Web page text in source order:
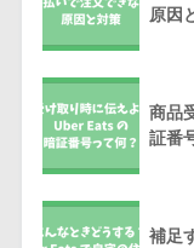
原因
商品
証番
補足